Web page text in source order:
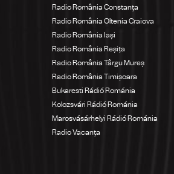
Radio România Constanța
Radio România Oltenia Craiova
Radio România Iași
Radio România Reșița
Radio România Târgu Mureș
Radio România Timișoara
Bukaresti Rádió Románia
Kolozsvári Rádió Románia
Marosvásárhelyi Rádió Románia
Radio Vacanța